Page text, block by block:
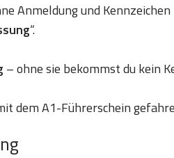
Anmeldung und
“.
– ohne sie bekommst du kein
dem A1-Führerschein